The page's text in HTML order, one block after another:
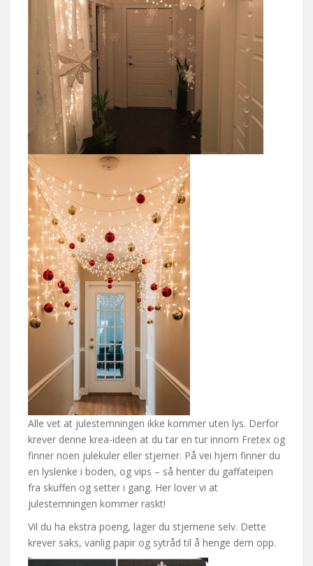
Alle vet at julestemningen ikke kommer uten lys. Derfor
krever denne krea-ideen at du tar en tur innom Fretex og
finner noen julekuler eller stjerner. På vei hjem finner du
en lyslenke i boden, og vips – så henter du gaffateipen
fra skuffen og setter i gang. Her lover vi at
julestemningen kommer raskt!
Vil du ha ekstra poeng, lager du stjernene selv. Dette
krever saks, vanlig papir og sytråd til å henge dem opp.